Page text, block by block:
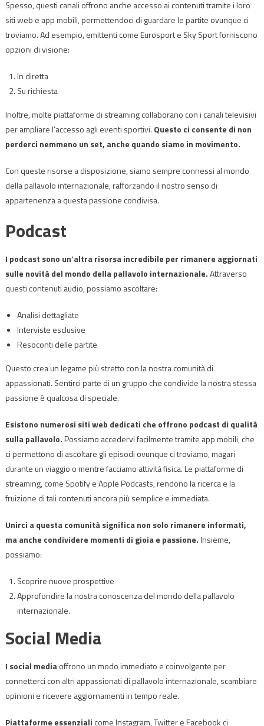
Spesso, questi canali offrono anche accesso ai contenuti tramite i loro
siti web e app mobili, permettendoci di guardare le partite ovunque ci
troviamo. Ad esempio, emittenti come Eurosport e Sky Sport forniscono
opzioni di visione:
In diretta
Su richiesta
Inoltre, molte piattaforme di streaming collaborano con i canali televisivi
per ampliare l’accesso agli eventi sportivi. Questo ci consente di non
perderci nemmeno un set, anche quando siamo in movimento.
Con queste risorse a disposizione, siamo sempre connessi al mondo
della pallavolo internazionale, rafforzando il nostro senso di
appartenenza a questa passione condivisa.
Podcast
I podcast sono un’altra risorsa incredibile per rimanere aggiornati
sulle novità del mondo della pallavolo internazionale.Attraverso
questi contenuti audio, possiamo ascoltare:
Analisi dettagliate
Interviste esclusive
Resoconti delle partite
Questo crea un legame più stretto con la nostra comunità di
appassionati. Sentirci parte di un gruppo che condivide la nostra stessa
passione è qualcosa di speciale.
Esistono numerosi siti web dedicati che offrono podcast di qualità
sulla pallavolo.Possiamo accedervi facilmente tramite app mobili, che
ci permettono di ascoltare gli episodi ovunque ci troviamo, magari
durante un viaggio o mentre facciamo attività fisica. Le piattaforme di
streaming, come Spotify e Apple Podcasts, rendono la ricerca e la
fruizione di tali contenuti ancora più semplice e immediata.
Unirci a questa comunità significa non solo rimanere informati,
ma anche condividere momenti di gioia e passione.Insieme,
possiamo:
Scoprire nuove prospettive
Approfondire la nostra conoscenza del mondo della pallavolo
internazionale.
Social Media
I social mediaoffrono un modo immediato e coinvolgente per
connetterci con altri appassionati di pallavolo internazionale, scambiare
opinioni e ricevere aggiornamenti in tempo reale.
Piattaforme essenziali come Instagram, Twitter e Facebook ci